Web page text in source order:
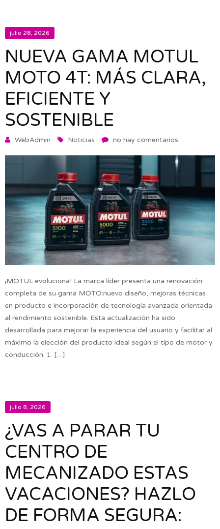
julio 28, 2026
NUEVA GAMA MOTUL
MOTO 4T: MÁS CLARA,
EFICIENTE Y
SOSTENIBLE
WebAdmin Noticias no hay comentarios.
¡MOTUL evoluciona! La marca líder presenta una renovación
completa de su gama MOTO:nuevo diseño, mejoras técnicas
en producto e incorporación de tecnología avanzada orientada
al rendimiento sostenible. Esta actualización ha sido
desarrollada para mejorar la experiencia del usuario y facilitar al
máximo la elección del producto ideal según el tipo de motor y
conducción. 1. […]
julio 8, 2026
¿VAS A PARAR TU
CENTRO DE
MECANIZADO ESTAS
VACACIONES? HAZLO
DE FORMA SEGURA: